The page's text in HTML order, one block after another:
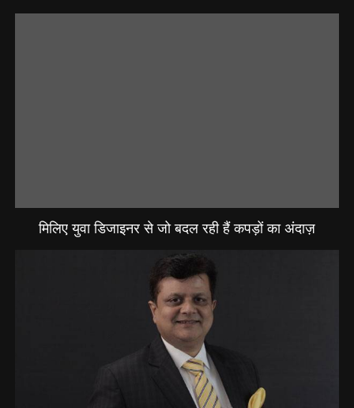
मिलिए युवा डिजाइनर से जो बदल रही हैं कपड़ों का अंदाज़